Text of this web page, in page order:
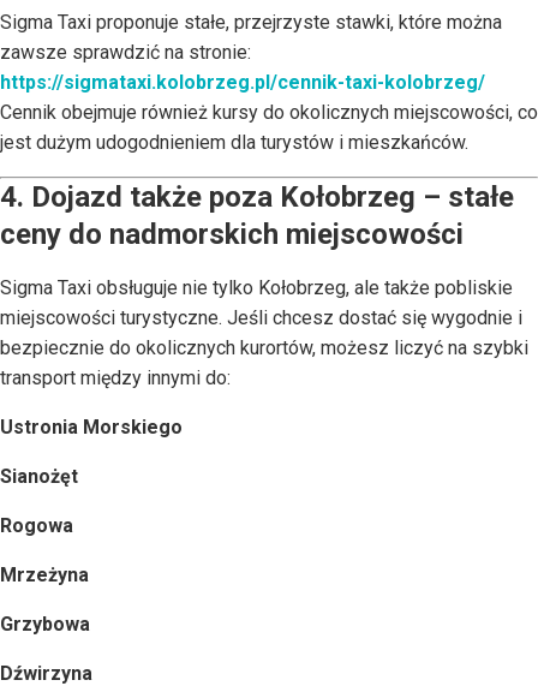
Sigma Taxi proponuje stałe, przejrzyste stawki, które można
zawsze sprawdzić na stronie:
https://sigmataxi.kolobrzeg.pl/cennik-taxi-kolobrzeg/
Cennik obejmuje również kursy do okolicznych miejscowości, co
jest dużym udogodnieniem dla turystów i mieszkańców.
4. Dojazd także poza Kołobrzeg – stałe
ceny do nadmorskich miejscowości
Sigma Taxi obsługuje nie tylko Kołobrzeg, ale także pobliskie
miejscowości turystyczne. Jeśli chcesz dostać się wygodnie i
bezpiecznie do okolicznych kurortów, możesz liczyć na szybki
transport między innymi do:
Ustronia Morskiego
Sianożęt
Rogowa
Mrzeżyna
Grzybowa
Dźwirzyna